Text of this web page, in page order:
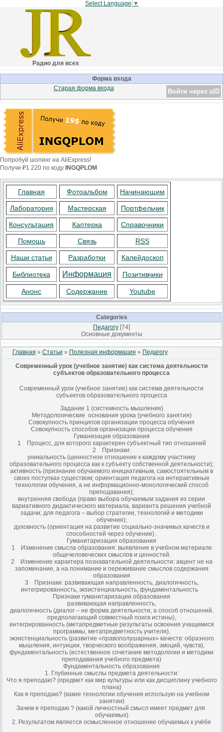
Select Language ▼
Радио для всех
Форма входа
Войти через uID
Старая форма входа
Попробуй шопинг на AliExpress!
Получи ₽1 220 по коду INGQPLOM
Главная Фотоальбом Начинающим
Лаборатория Мастерская Портфельчик
Консультация Каптерка Справочники
Помощь Связь RSS
Наши статьи Разработки Калейдоскоп
Библиотека Информация Позитивчики
Анонс Содержание Youtube
Categories
Педагогу [74]
Основные документы
Главная » Статьи » Полезная информация » Педагогу
Современный урок (учебное занятие) как система деятельности
субъектов образовательного процесса
Современный урок (учебное занятие) как система деятельности
субъектов образовательного процесса
Задание 1 (системность мышления)
Методологические основания урока (учебного занятия)
Совокупность принципов организации процесса обучения
Совокупность способов организации процесса обучения
Гуманизация образования
1 Процесс, для которого характерен субъектный тип отношений
2 Признаки:
уникальность (ценностное отношение к каждому участнику
образовательного процесса как к субъекту собственной деятельности);
активность (признание обучаемого инициативным, самостоятельным в
своих поступках существом; ориентация педагога на интерактивные
технологии обучения, а не информационно-монологический способ
преподавания);
внутренняя свобода (право выбора обучаемым задания из серии
вариативного дидактического материала, варианта решения учебной
задачи; для педагога – выбор стратегии, технологий и методики
обучения);
духовность (ориентация на развитие социально-значимых качеств и
способностей через обучение) .
Гуманитаризация образования
1 Изменение смысла образования: выявление в учебном материале
общечеловеческих смыслов и ценностей.
2 Изменение характера познавательной деятельности: акцент не на
запоминание, а на понимание и переживание смыслов содержания
образования
3 Признаки: развивающая направленность, диалогичность,
интегрированность, экзистенциальность, фундаментальность
Признаки гуманитаризации образования
развивающая направленность,
диалогичность (диалог – не форма деятельности, а способ отношений,
предполагающий совместный поиск истины),
интегрированность (метапредметные результаты освоения учащимися
программы, метапредметность учителя),
экзистенциальность (развитие «правополушарных» качеств: образного
мышления, интуиции, творческого воображения, эмоций, чувств),
фундаментальность (естественное сочетание методологии и методики
преподавания учебного предмета)
Фундаментальность образования
1. Глубинные смыслы предмета деятельности:
Что я преподаю? (предмет как мир культуры или как дисциплину учебного
плана)
Как я преподаю? (какие технологии обучения использую на учебном
занятии)
Зачем я преподаю ? (какой личностный смысл имеет предмет для
обучаемых)
2. Результатом является осмысленное отношение обучаемых к учёбе